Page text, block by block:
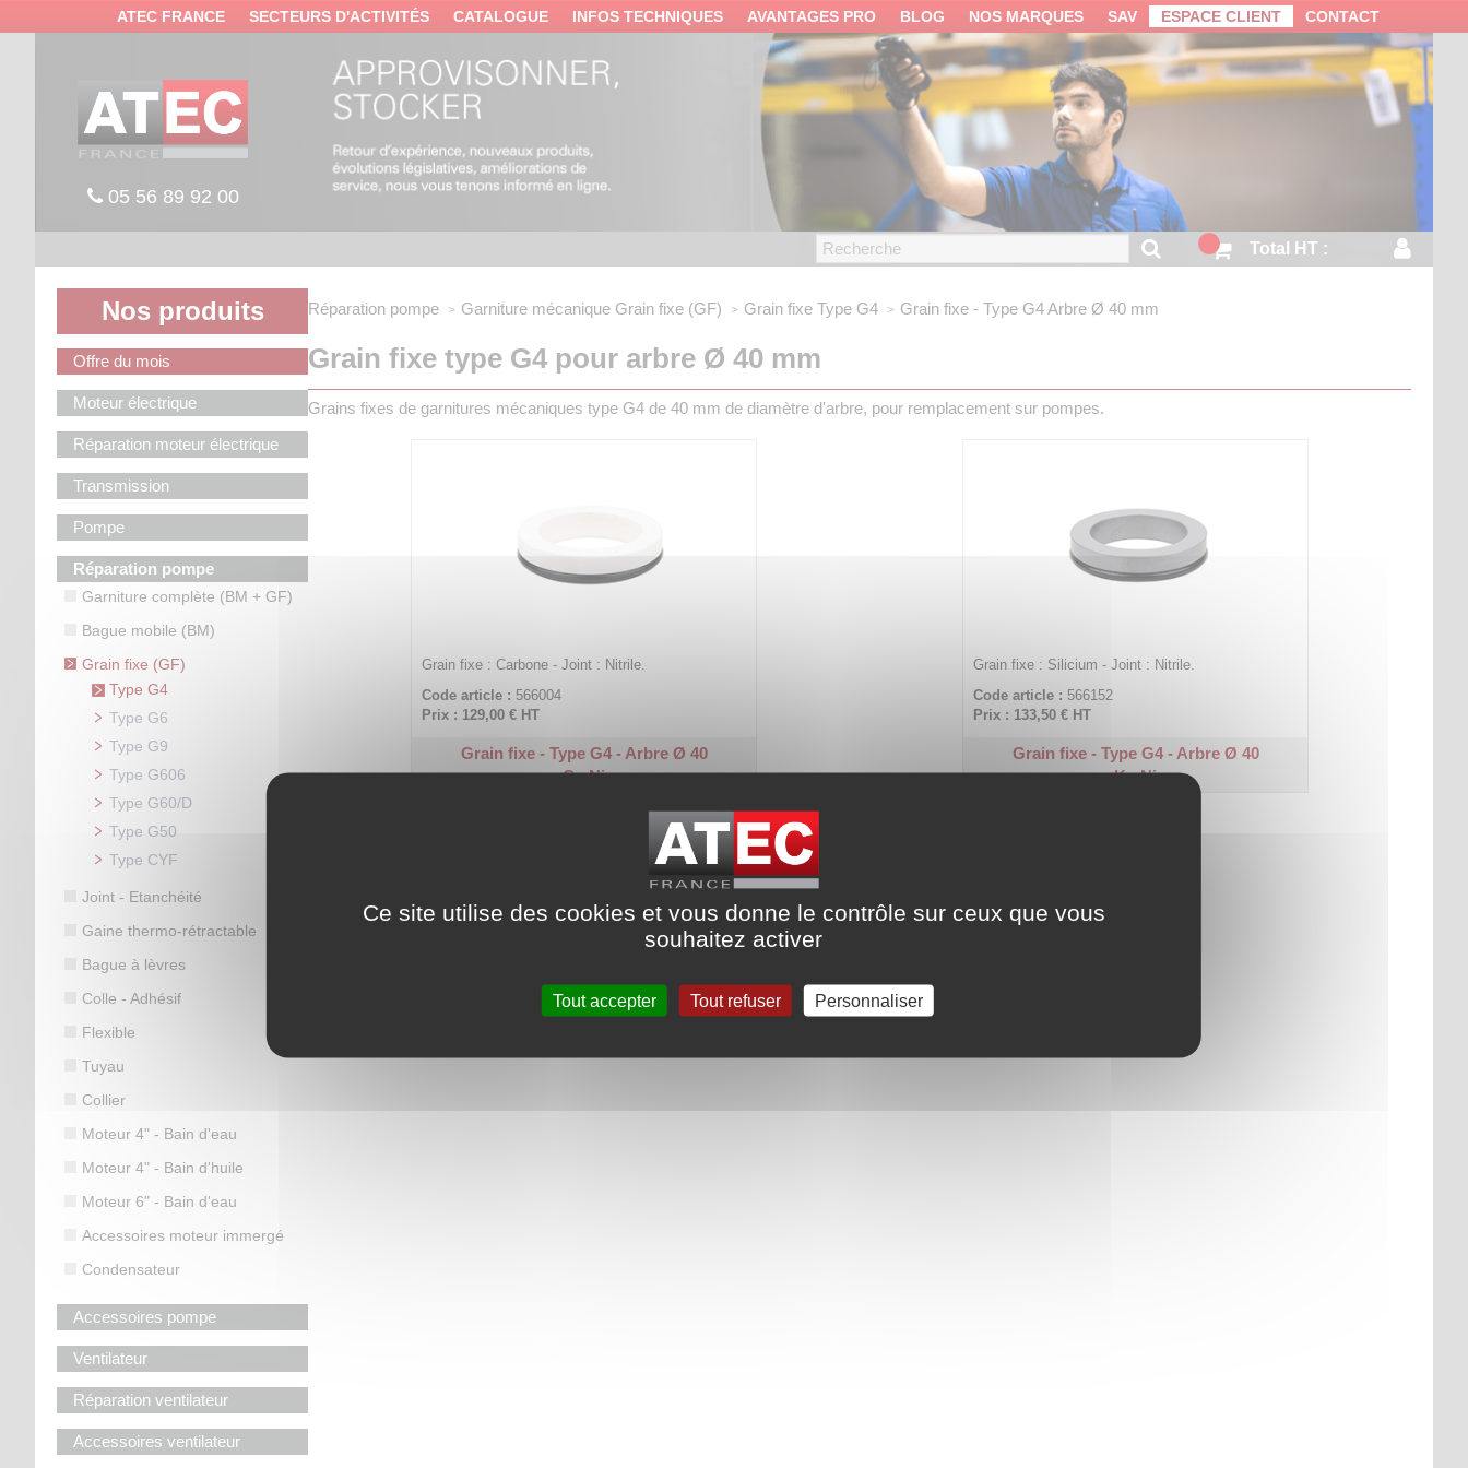
ATEC FRANCE SECTEURS D'ACTIVITÉS CATALOGUE INFOS TECHNIQUES AVANTAGES PRO BLOG NOS MARQUES SAV ESPACE CLIENT CONTACT
05 56 89 92 00
Total HT :
Nos produits
Offre du mois
Moteur électrique
Réparation moteur électrique
Transmission
Pompe
Réparation pompe
Garniture complète (BM + GF)
Bague mobile (BM)
Grain fixe (GF)
Type G4
Type G6
Type G9
Type G606
Type G60/D
Type G50
Type CYF
Joint - Etanchéité
Gaine thermo-rétractable
Bague à lèvres
Colle - Adhésif
Flexible
Tuyau
Collier
Moteur 4" - Bain d'eau
Moteur 4" - Bain d'huile
Moteur 6" - Bain d'eau
Accessoires moteur immergé
Condensateur
Accessoires pompe
Ventilateur
Réparation ventilateur
Accessoires ventilateur
Réparation pompe Garniture mécanique Grain fixe (GF) Grain fixe Type G4 Grain fixe - Type G4Arbre Ø 40 mm
Grain fixe type G4 pour arbre Ø 40 mm
Grains fixes de garnitures mécaniques type G4 de 40 mm de diamètre d'arbre, pour remplacement sur pompes.
Grain fixe : Carbone - Joint : Nitrile.
Code article : 566004
Prix : 129,00 € HT
Grain fixe - Type G4 - Arbre Ø 40
Ca-Ni
Grain fixe : Silicium - Joint : Nitrile.
Code article : 566152
Prix : 133,50 € HT
Grain fixe - Type G4 - Arbre Ø 40
Ks-Ni
Panneau de gestion des cookies
Ce site utilise des cookies et vous donne le contrôle sur ceux que vous
souhaitez activer
Tout accepter Tout refuser Personnaliser